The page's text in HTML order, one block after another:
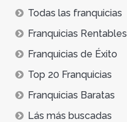
Todas las franquicias
Franquicias Rentables
Franquicias de Éxito
Top 20 Franquicias
Franquicias Baratas
Lás más buscadas